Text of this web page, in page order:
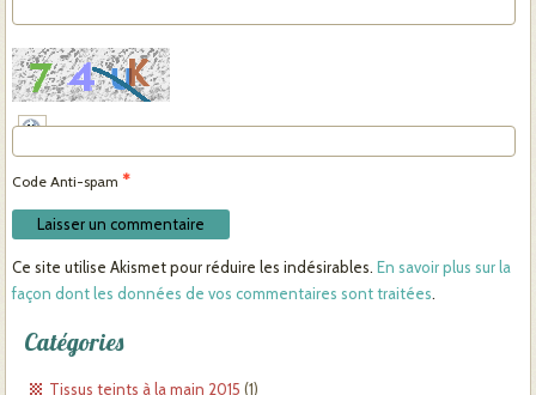
Code Anti-spam *
Ce site utilise Akismet pour réduire les indésirables.En savoir plus sur la
façon dont les données de vos commentaires sont traitées.
Catégories
Tissus teints à la main 2015 (1)